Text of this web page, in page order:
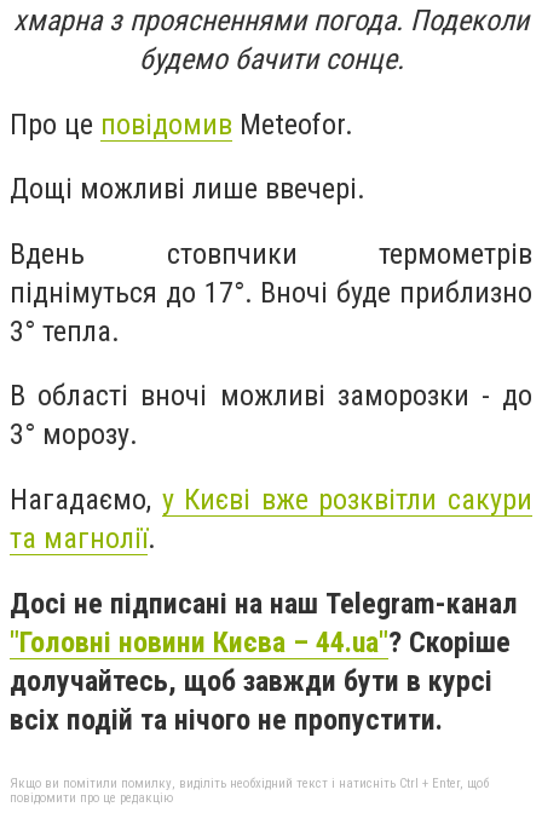
хмарна з проясненнями погода. Подеколи
будемо бачити сонце.
Про це повідомив Meteofor.
Дощі можливі лише ввечері.
Вдень стовпчики термометрів
піднімуться до 17°. Вночі буде приблизно
3° тепла.
В області вночі можливі заморозки - до
3° морозу.
Нагадаємо, у Києві вже розквітли сакури
та магнолії.
Досі не підписані на наш Telegram-канал
"Головні новини Києва – 44.ua"? Скоріше
долучайтесь, щоб завжди бути в курсі
всіх подій та нічого не пропустити.
Якщо ви помітили помилку, виділіть необхідний текст і натисніть Ctrl + Enter, щоб
повідомити про це редакцію